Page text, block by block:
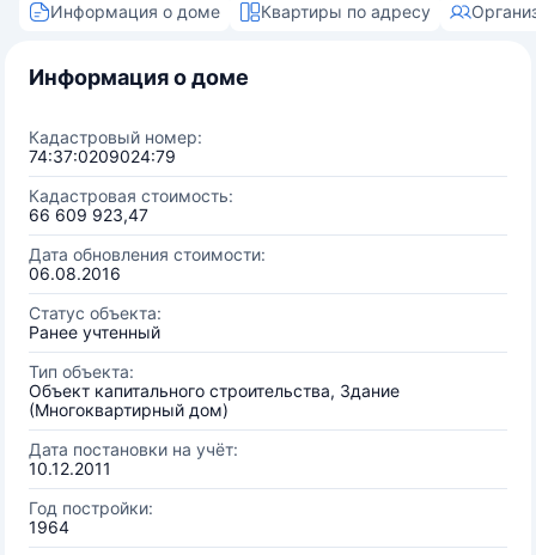
Информация о доме Квартиры по адресу
Информация о доме
Кадастровый номер:
74:37:0209024:79
Кадастровая стоимость:
66 609 923,47
Дата обновления стоимости:
06.08.2016
Статус объекта:
Ранее учтенный
Тип объекта:
Объект капитального строительства, Здание
(Многоквартирный дом)
Дата постановки на учёт:
10.12.2011
Год постройки:
1964